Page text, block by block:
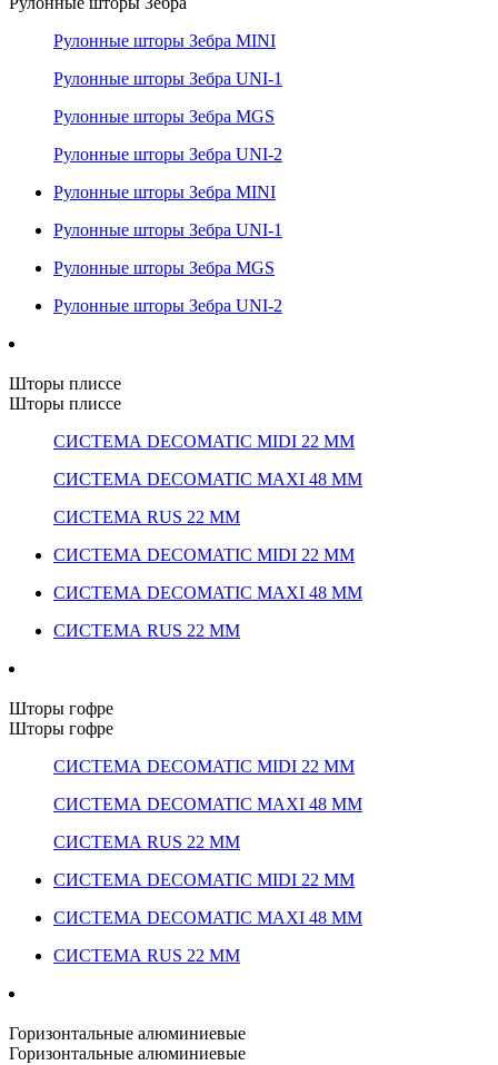
Рулонные шторы Зебра MINI
Рулонные шторы Зебра UNI-1
Рулонные шторы Зебра MGS
Рулонные шторы Зебра UNI-2
Рулонные шторы Зебра MINI
Рулонные шторы Зебра UNI-1
Рулонные шторы Зебра MGS
Рулонные шторы Зебра UNI-2
Шторы плиссе
Шторы плиссе
СИСТЕМА DECOMATIC MIDI 22 ММ
СИСТЕМА DECOMATIC MAXI 48 ММ
СИСТЕМА RUS 22 ММ
СИСТЕМА DECOMATIC MIDI 22 ММ
СИСТЕМА DECOMATIC MAXI 48 ММ
СИСТЕМА RUS 22 ММ
Шторы гофре
Шторы гофре
СИСТЕМА DECOMATIC MIDI 22 ММ
СИСТЕМА DECOMATIC MAXI 48 ММ
СИСТЕМА RUS 22 ММ
СИСТЕМА DECOMATIC MIDI 22 ММ
СИСТЕМА DECOMATIC MAXI 48 ММ
СИСТЕМА RUS 22 ММ
Горизонтальные алюминиевые
Горизонтальные алюминиевые